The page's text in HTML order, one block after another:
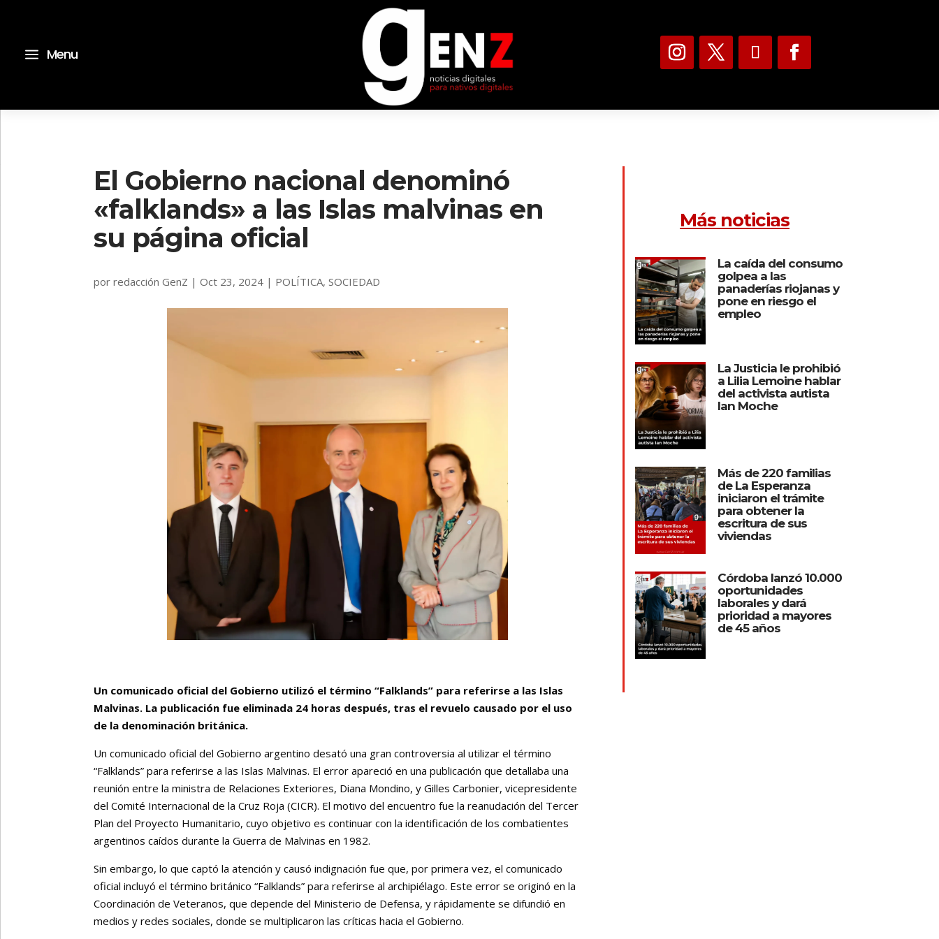
a Menu
El Gobierno nacional denominó
«falklands» a las Islas malvinas en
su página oficial
porredacción GenZ |Oct 23, 2024 | POLÍTICA,SOCIEDAD
Un comunicado oficial del Gobierno utilizó el término “Falklands” para referirse a las Islas
Malvinas. La publicación fue eliminada 24 horas después, tras el revuelo causado por el uso
de la denominación británica.
Un comunicado oficial del Gobierno argentino desató una gran controversia al utilizar el término
“Falklands” para referirse a las Islas Malvinas. El error apareció en una publicación que detallaba una
reunión entre la ministra de Relaciones Exteriores, Diana Mondino, y Gilles Carbonier, vicepresidente
del Comité Internacional de la Cruz Roja (CICR). El motivo del encuentro fue la reanudación del Tercer
Plan del Proyecto Humanitario, cuyo objetivo es continuar con la identificación de los combatientes
argentinos caídos durante la Guerra de Malvinas en 1982.
Sin embargo, lo que captó la atención y causó indignación fue que, por primera vez, el comunicado
oficial incluyó el término británico “Falklands” para referirse al archipiélago. Este error se originó en la
Coordinación de Veteranos, que depende del Ministerio de Defensa, y rápidamente se difundió en
medios y redes sociales, donde se multiplicaron las críticas hacia el Gobierno.
Más noticias
La caída del consumo
golpea a las
panaderías riojanas y
pone en riesgo el
empleo
La Justicia le prohibió
a Lilia Lemoine hablar
del activista autista
Ian Moche
Más de 220 familias
de La Esperanza
iniciaron el trámite
para obtener la
escritura de sus
viviendas
Córdoba lanzó 10.000
oportunidades
laborales y dará
prioridad a mayores
de 45 años